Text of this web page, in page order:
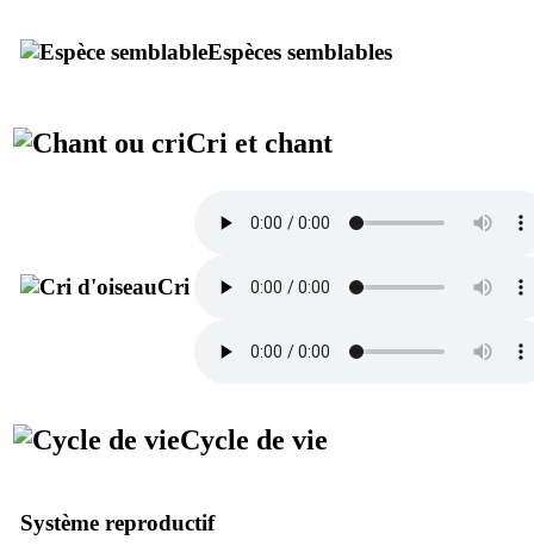
Espèces semblables
Cri et chant
Cri
Cycle de vie
Système reproductif